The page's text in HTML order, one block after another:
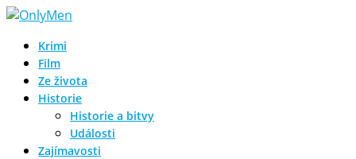
Krimi
Film
Ze života
Historie
Historie a bitvy
Události
Zajímavosti